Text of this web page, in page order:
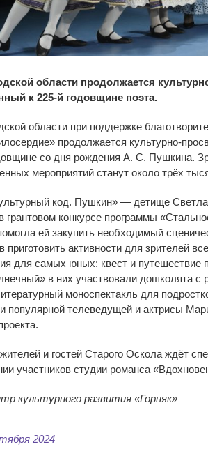
области продолжается
к 225-й годовщине поэта.
области при поддержке
» продолжается культурно-
со дня рождения А. С. Пушкина.
мероприятий станут около трёх
код. Пушкин» — детище
грантовом конкурсе программы «
ей закупить необходимый
приготовить активности для зрителей
для самых юных: квест и путешествие
» в них участвовали дошколята с
моноспектакль для
популярной телеведущей и актрисы
и гостей Старого Оскола ждёт
участников студии романса «
культурного развития «Горняк»
2024